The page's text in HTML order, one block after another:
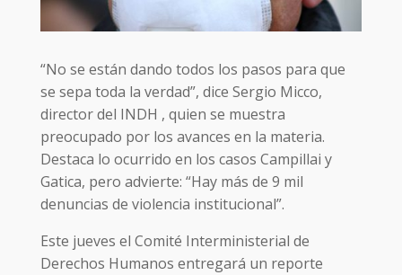
“No se están dando todos los pasos para que
se sepa toda la verdad”, dice Sergio Micco,
director del INDH , quien se muestra
preocupado por los avances en la materia.
Destaca lo ocurrido en los casos Campillai y
Gatica, pero advierte: “Hay más de 9 mil
denuncias de violencia institucional”.
Este jueves el Comité Interministerial de
Derechos Humanos entregará un reporte